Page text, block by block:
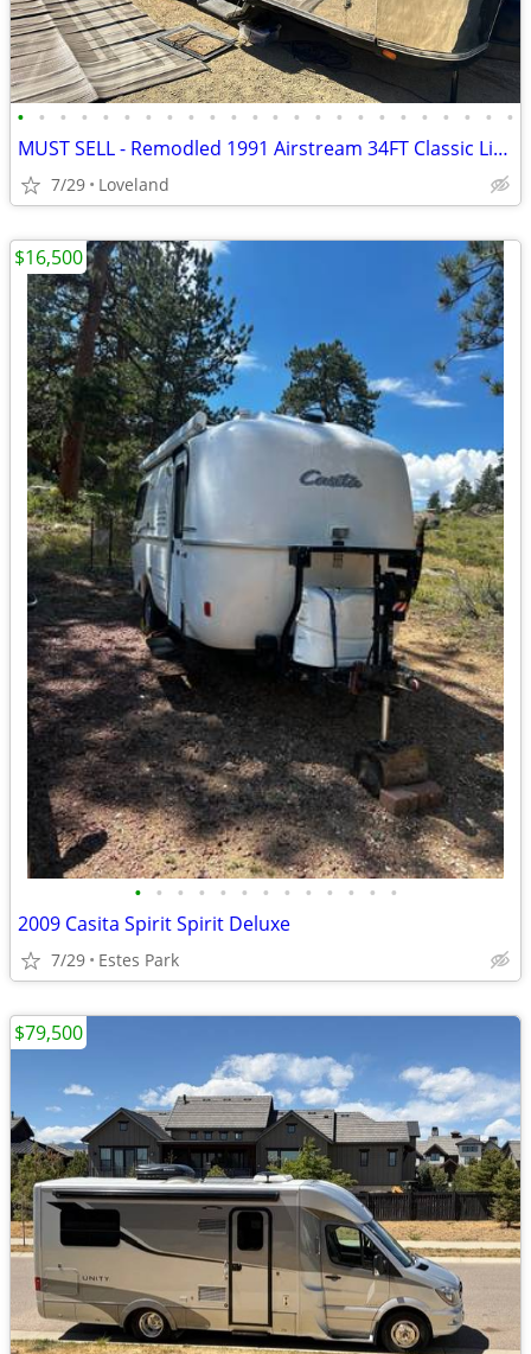
• • • • • • • • • • • • • • • • • • • • • • • •
MUST SELL - Remodled 1991 Airstream 34FT Classic Limited
7/29 Loveland
• • • • • • • • • • • • •
2009 Casita Spirit Spirit Deluxe
7/29 Estes Park
$16,500
$79,500